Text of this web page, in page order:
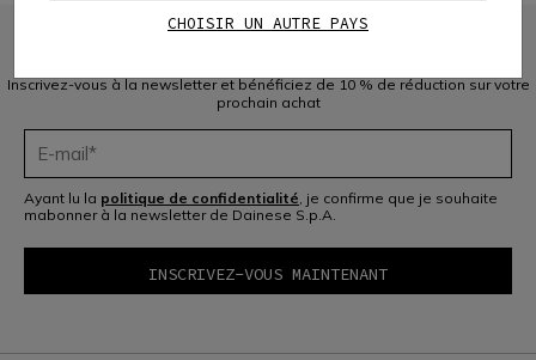
Inscrivez-vous à la newsletter et bénéficiez de 10 % de réduction sur votre
prochain achat
Ayant lu la politique de confidentialité, je confirme que je souhaite
mabonner à la newsletter de Dainese S.p.A.
CHOISIR UN AUTRE PAYS